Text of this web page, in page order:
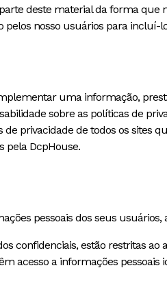
deste material da forma
nosso usuários para
uma informação,
sobre as políticas de
privacidade de todos os sites
pela DcpHouse.
pessoais dos seus
confidenciais, estão restritas
acesso a informações pessoais